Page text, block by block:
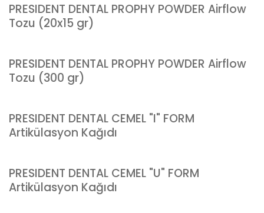
PRESIDENT DENTAL PROPHY POWDER Airflow
Tozu (20x15 gr)
PRESIDENT DENTAL PROPHY POWDER Airflow
Tozu (300 gr)
PRESIDENT DENTAL CEMEL "I" FORM
Artikülasyon Kağıdı
PRESIDENT DENTAL CEMEL "U" FORM
Artikülasyon Kağıdı